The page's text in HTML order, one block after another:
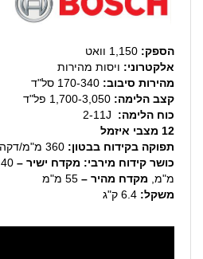
הספק:
אלקטרוני: ויסות מהירות
מהירות סיבוב: 170-340 סל"ד
קצב הלימה: 1,700-3,050 פל"ד
כוח הלימה:
12 מצבי איזמל
תפוקה בקידוח בבטון: 360 מ"מ/דקה
כושר קידוח מירבי: מקדח ישיר – 40 מ"מ,
מ"מ, מקדח מהיר –
משקל: